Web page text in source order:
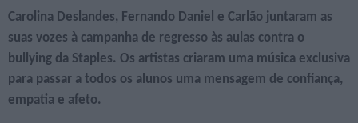
Carolina Deslandes, Fernando Daniel e Carlão juntaram as
suas vozes à campanha de regresso às aulas contra o
bullying da Staples. Os artistas criaram uma música exclusiva
para passar a todos os alunos uma mensagem de confiança,
empatia e afeto.